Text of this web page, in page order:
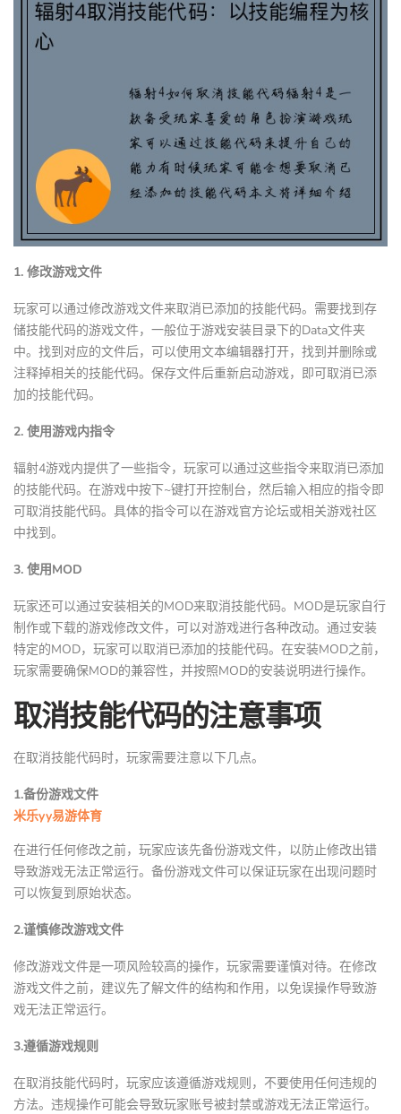
1. 修改游戏文件
玩家可以通过修改游戏文件来取消已添加的技能代码。需要找到存
储技能代码的游戏文件，一般位于游戏安装目录下的Data文件夹
中。找到对应的文件后，可以使用文本编辑器打开，找到并删除或
注释掉相关的技能代码。保存文件后重新启动游戏，即可取消已添
加的技能代码。
2. 使用游戏内指令
辐射4游戏内提供了一些指令，玩家可以通过这些指令来取消已添加
的技能代码。在游戏中按下~键打开控制台，然后输入相应的指令即
可取消技能代码。具体的指令可以在游戏官方论坛或相关游戏社区
中找到。
3. 使用MOD
玩家还可以通过安装相关的MOD来取消技能代码。MOD是玩家自行
制作或下载的游戏修改文件，可以对游戏进行各种改动。通过安装
特定的MOD，玩家可以取消已添加的技能代码。在安装MOD之前，
玩家需要确保MOD的兼容性，并按照MOD的安装说明进行操作。
取消技能代码的注意事项
在取消技能代码时，玩家需要注意以下几点。
1.备份游戏文件
米乐yy易游体育
在进行任何修改之前，玩家应该先备份游戏文件，以防止修改出错
导致游戏无法正常运行。备份游戏文件可以保证玩家在出现问题时
可以恢复到原始状态。
2.谨慎修改游戏文件
修改游戏文件是一项风险较高的操作，玩家需要谨慎对待。在修改
游戏文件之前，建议先了解文件的结构和作用，以免误操作导致游
戏无法正常运行。
3.遵循游戏规则
在取消技能代码时，玩家应该遵循游戏规则，不要使用任何违规的
方法。违规操作可能会导致玩家账号被封禁或游戏无法正常运行。